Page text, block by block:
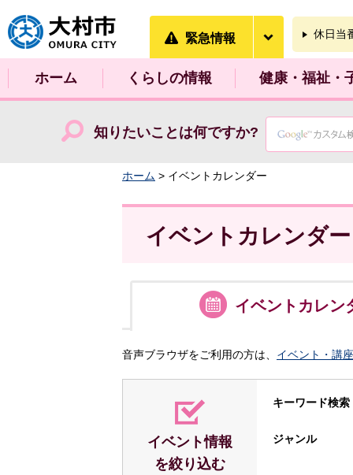
大村市
緊急情報 休日当
ホーム くらしの情報 健康・福祉・
知りたいことは何ですか?
ホーム > イベントカレンダー
イベントカレンダー
イベント カレン
音声ブラウザをご利用の方は、 イベント・講
イベント情報
を絞り込む
キーワード検索
ジャンル